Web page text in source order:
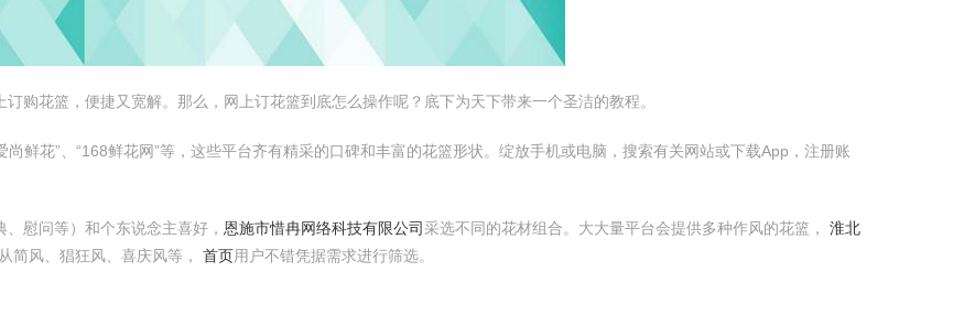
购花篮，便捷又宽解。那么，网上订花篮到底怎么操作呢？底下为天下带来一个圣洁的教程。
鲜花”、“168鲜花网”等，这些平台齐有精采的口碑和丰富的花篮形状。绽放手机或电脑，搜索有关网站或下载App，注册账
慰问等）和个东说念主喜好， 恩施市惜冉网络科技有限公司 采选不同的花材组合。大大量平台会提供多种作风的花篮， 淮北
简风、猖狂风、喜庆风等， 首页用户不错凭据需求进行筛选。